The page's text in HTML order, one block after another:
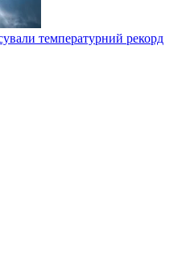
температурний рекорд